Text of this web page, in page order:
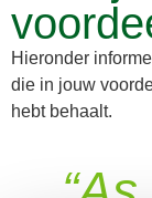
Hieronder
die in jouw
hebt behaalt.